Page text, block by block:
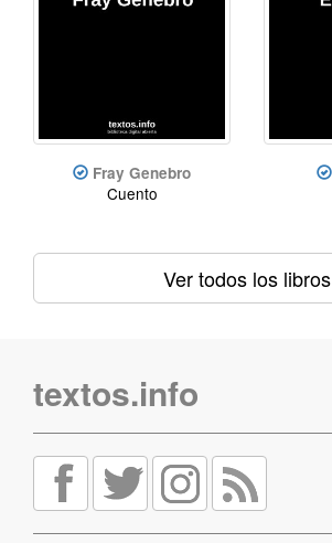
Fray Genebro
Cuento
Ver todos los libros
textos.info